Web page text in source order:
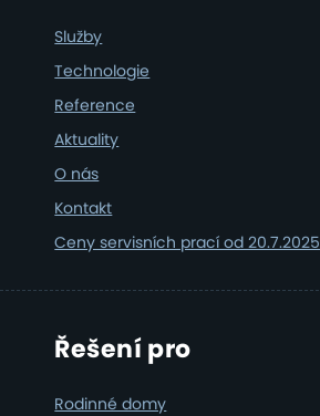
Služby
Technologie
Reference
Aktuality
O nás
Kontakt
Ceny servisních prací od 20.7.2025
Řešení pro
Rodinné domy